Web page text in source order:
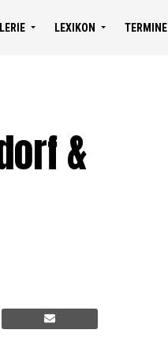
LEXIKON TERMINE
&